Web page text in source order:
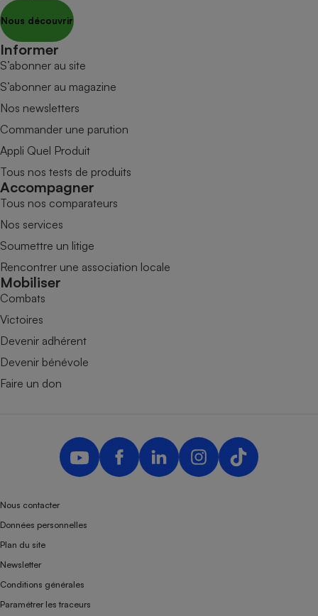
Nous découvrir
Informer
S’abonner au site
S’abonner au magazine
Nos newsletters
Commander une parution
Appli Quel Produit
Tous nos tests de produits
Accompagner
Tous nos comparateurs
Nos services
Soumettre un litige
Rencontrer une association locale
Mobiliser
Combats
Victoires
Devenir adhérent
Devenir bénévole
Faire un don
Nous contacter
Données personnelles
Plan du site
Newsletter
Conditions générales
Paramétrer les traceurs